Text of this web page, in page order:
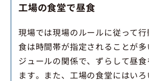
工場の食堂で昼食
現場では現場のルールに従って
食は時間帯が指定されることが
ジュールの関係で、ずらして昼
ます。また、工場の食堂にはい